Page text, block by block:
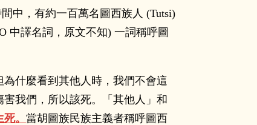
中，有約一百萬名圖西族人 (Tutsi)
中譯名詞，原文不知) 一詞稱呼圖
什麼看到其他人時，我們不會這
我們，所以該死。「其他人」和
死。當胡圖族民族主義者稱呼圖西